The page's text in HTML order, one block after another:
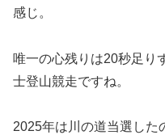
感じ。
唯一の心残りは20秒足り
士登山競走ですね。
2025年は川の道当選した